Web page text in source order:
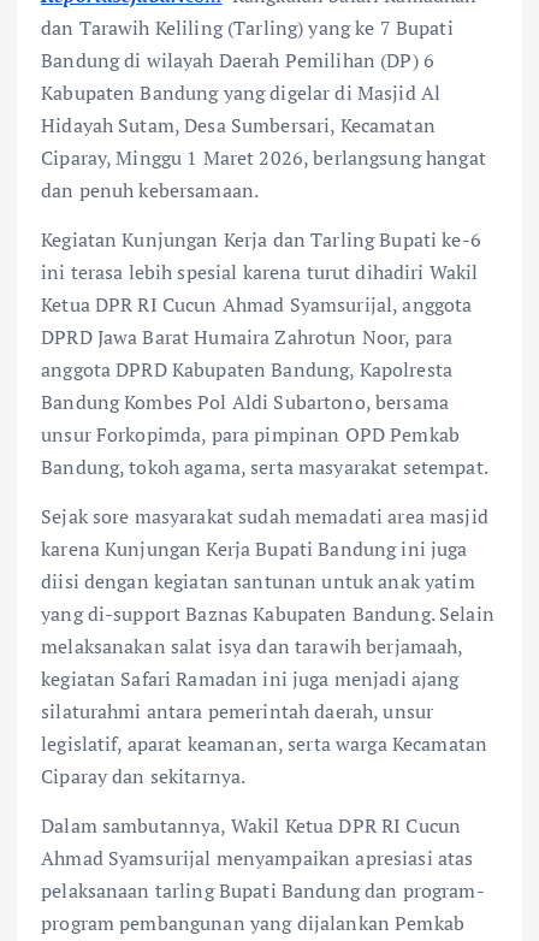
dan Tarawih Keliling (Tarling) yang ke 7 Bupati
Bandung di wilayah Daerah Pemilihan (DP) 6
Kabupaten Bandung yang digelar di Masjid Al
Hidayah Sutam, Desa Sumbersari, Kecamatan
Ciparay, Minggu 1 Maret 2026, berlangsung hangat
dan penuh kebersamaan.
Kegiatan Kunjungan Kerja dan Tarling Bupati ke-6
ini terasa lebih spesial karena turut dihadiri Wakil
Ketua DPR RI Cucun Ahmad Syamsurijal, anggota
DPRD Jawa Barat Humaira Zahrotun Noor, para
anggota DPRD Kabupaten Bandung, Kapolresta
Bandung Kombes Pol Aldi Subartono, bersama
unsur Forkopimda, para pimpinan OPD Pemkab
Bandung, tokoh agama, serta masyarakat setempat.
Sejak sore masyarakat sudah memadati area masjid
karena Kunjungan Kerja Bupati Bandung ini juga
diisi dengan kegiatan santunan untuk anak yatim
yang di-support Baznas Kabupaten Bandung. Selain
melaksanakan salat isya dan tarawih berjamaah,
kegiatan Safari Ramadan ini juga menjadi ajang
silaturahmi antara pemerintah daerah, unsur
legislatif, aparat keamanan, serta warga Kecamatan
Ciparay dan sekitarnya.
Dalam sambutannya, Wakil Ketua DPR RI Cucun
Ahmad Syamsurijal menyampaikan apresiasi atas
pelaksanaan tarling Bupati Bandung dan program-
program pembangunan yang dijalankan Pemkab